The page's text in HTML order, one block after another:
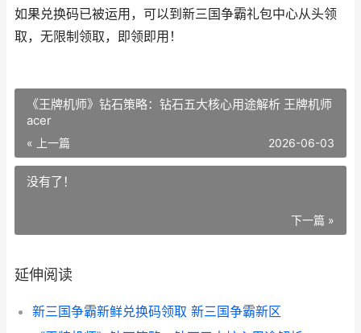
如果兑换码已被运用，可以到新三国争霸礼包中心从头领
取，无限制领取，即领即用！
《王牌机师》钻石策略：钻石五大核心用途解析 王牌机师
acer
« 上一篇 2026-06-03
没有了！
下一篇 »
延伸阅读
新三国争霸新鲜兑换码领取 新三国争霸新区